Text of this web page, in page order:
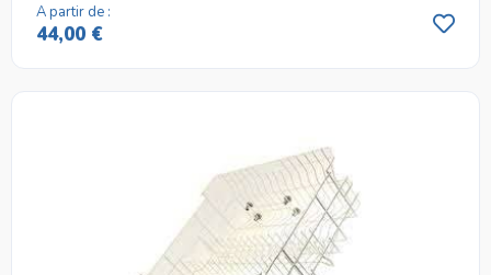
A partir de :
44,00 €